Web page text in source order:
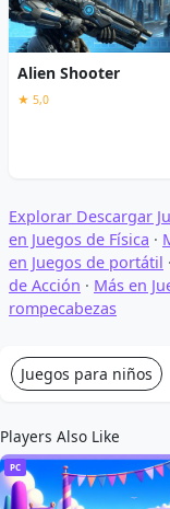
Alien Shooter
★ 5,0
Explorar Descargar
en Juegos de Física ·
en Juegos de portátil ·
de Acción · Más en
rompecabezas
Juegos para niños
Players Also Like
PC